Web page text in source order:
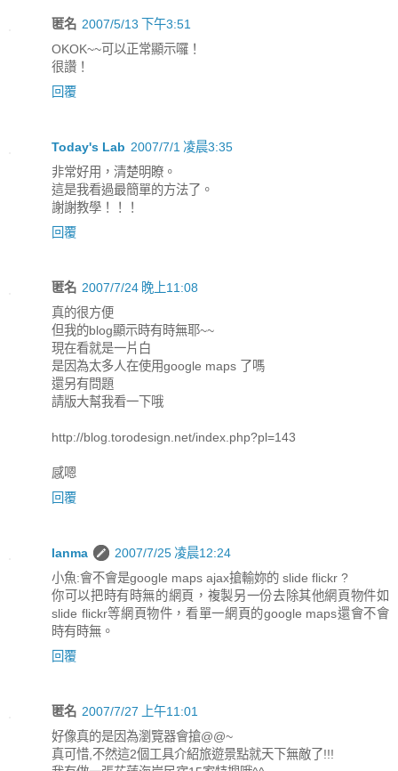
匿名 2007/5/13 下午3:51
OKOK~~可以正常顯示囉！
很讚！
回覆
Today's Lab 2007/7/1 凌晨3:35
非常好用，清楚明瞭。
這是我看過最簡單的方法了。
謝謝教學！！！
回覆
匿名 2007/7/24 晚上11:08
真的很方便
但我的blog顯示時有時無耶~~
現在看就是一片白
是因為太多人在使用google maps 了嗎
還另有問題
請版大幫我看一下哦
http://blog.torodesign.net/index.php?pl=143
感嗯
回覆
lanma
2007/7/25 凌晨12:24
小魚:會不會是google maps ajax搶輸妳的 slide flickr ?
你可以把時有時無的網頁，複製另一份去除其他網頁物件如
slide flickr等網頁物件，看單一網頁的google maps還會不會
時有時無。
回覆
匿名 2007/7/27 上午11:01
好像真的是因為瀏覽器會搶@@~
真可惜,不然這2個工具介紹旅遊景點就天下無敵了!!!